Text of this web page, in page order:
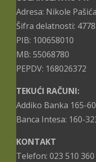
Adresa: Nikole
Šifra delatnosti: 4778
PIB: 100658010
MB: 55068780
PEPDV: 168026372
TEKUĆI RAČUNI:
Addiko Banka 165-
Banca Intesa: 160-
KONTAKT
Telefon: 023 510 360